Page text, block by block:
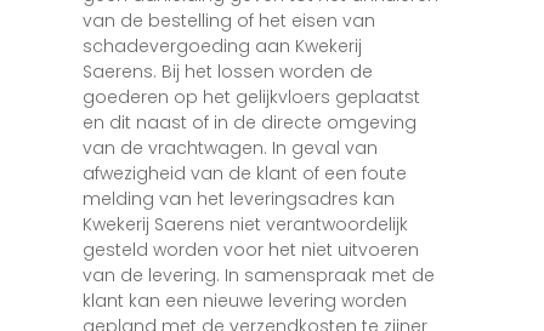
van de bestelling of het eisen van
schadevergoeding aan Kwekerij
Saerens. Bij het lossen worden de
goederen op het gelijkvloers geplaatst
en dit naast of in de directe omgeving
van de vrachtwagen. In geval van
afwezigheid van de klant of een foute
melding van het leveringsadres kan
Kwekerij Saerens niet verantwoordelijk
gesteld worden voor het niet uitvoeren
van de levering. In samenspraak met de
klant kan een nieuwe levering worden
gepland met de verzendkosten te zijner